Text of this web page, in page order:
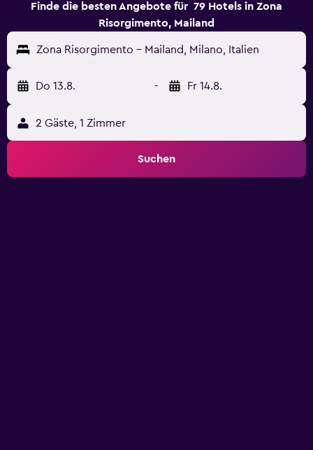
Finde die besten Angebote für 79 Hotels in Zona
Risorgimento, Mailand
Zona Risorgimento - Mailand, Milano, Italien
Do 13.8. - Fr 14.8.
2 Gäste, 1 Zimmer
Suchen